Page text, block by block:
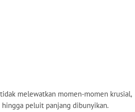
melewatkan momen-momen krusial,
peluit panjang dibunyikan.